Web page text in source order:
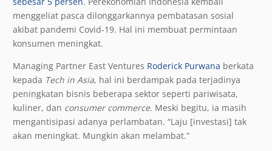
menggeliat pasca dilonggarkannya pembatasan sosial
akibat pandemi Covid-19. Hal ini membuat permintaan
konsumen meningkat.
Managing Partner East Ventures Roderick Purwana berkata
kepada Tech in Asia, hal ini berdampak pada terjadinya
peningkatan bisnis beberapa sektor seperti pariwisata,
kuliner, dan consumer commerce. Meski begitu, ia masih
mengantisipasi adanya perlambatan. “Laju [investasi] tak
akan meningkat. Mungkin akan melambat.”